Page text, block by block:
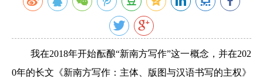
我在2018年开始酝酿“新南方写作”这一概念，并在202
0年的长文《新南方写作：主体、版图与汉语书写的主权》